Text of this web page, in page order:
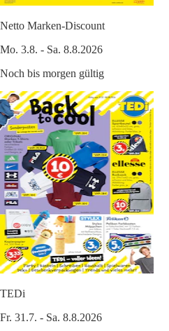
Netto Marken-Discount
Mo. 3.8. - Sa. 8.8.2026
Noch bis morgen gültig
TEDi
Fr. 31.7. - Sa. 8.8.2026